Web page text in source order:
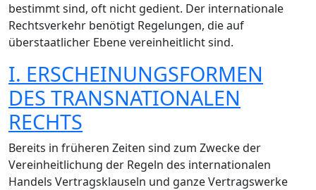
bestimmt sind, oft nicht gedient. Der internationale
Rechtsverkehr benötigt Regelungen, die auf
überstaatlicher Ebene vereinheitlicht sind.
I. ERSCHEINUNGSFORMEN
DES TRANSNATIONALEN
RECHTS
Bereits in früheren Zeiten sind zum Zwecke der
Vereinheitlichung der Regeln des internationalen
Handels Vertragsklauseln und ganze Vertragswerke